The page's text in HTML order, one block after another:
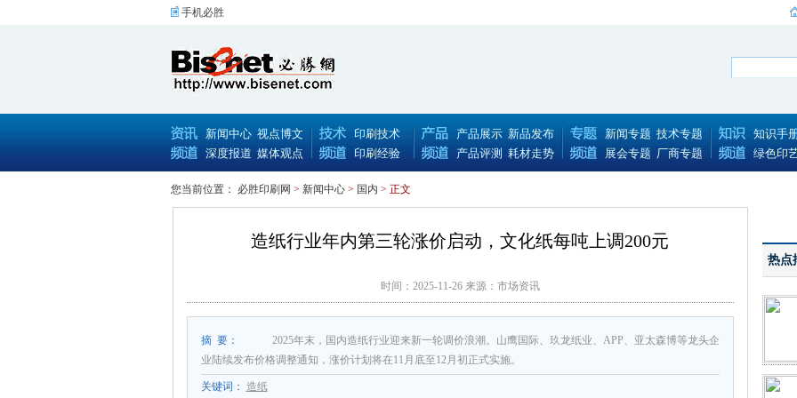
手机必胜
新闻中心 视点博文
深度报道 媒体观点
印刷技术
印刷经验
产品展示 新品发布
产品评测 耗材走势
新闻专题 技术专题
展会专题 厂商专题
知识手
绿色印
您当前位置： 必胜印刷网 > 新闻中心 > 国内 > 正文
造纸行业年内第三轮涨价启动，文化纸每吨上调200元
时间：2025-11-26 来源：市场资讯
摘 要：
2025年末，国内造纸行业迎来新一轮调价浪潮。山鹰国际、玖龙纸业、APP、亚太森博等龙头企
业陆续发布价格调整通知，涨价计划将在11月底至12月初正式实施。
关键词： 造纸
热点